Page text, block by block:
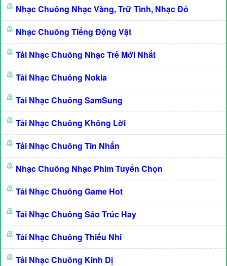
Nhạc Chuông Nhạc Vàng, Trữ Tình, Nhạc Đỏ
Nhạc Chuông Tiếng Động Vật
Tải Nhạc Chuông Nhạc Trẻ Mới Nhất
Tải Nhạc Chuông Nokia
Tải Nhạc Chuông SamSung
Tải Nhạc Chuông Không Lời
Tải Nhạc Chuông Tin Nhắn
Nhạc Chuông Nhạc Phim Tuyển Chọn
Tải Nhạc Chuông Game Hot
Tải Nhạc Chuông Sáo Trúc Hay
Tải Nhạc Chuông Thiếu Nhi
Tải Nhạc Chuông Kinh Dị